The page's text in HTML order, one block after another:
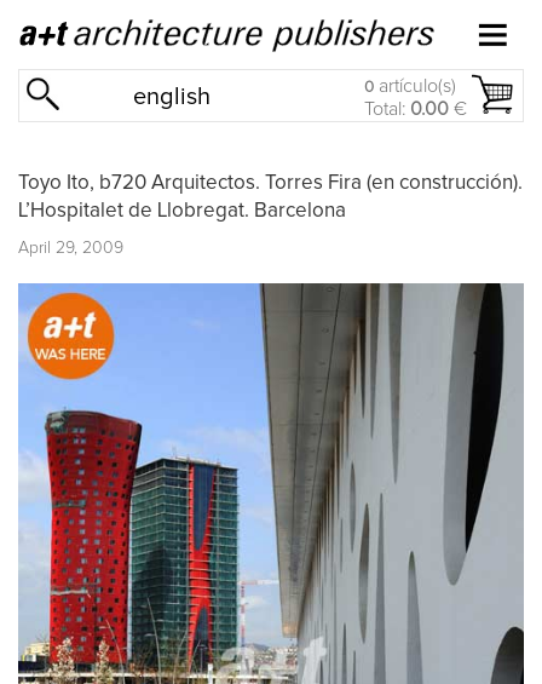
english 0 artículo(s)
Total: 0.00 €
Toyo Ito, b720 Arquitectos. Torres Fira (en construcción).
L’Hospitalet de Llobregat. Barcelona
April 29, 2009